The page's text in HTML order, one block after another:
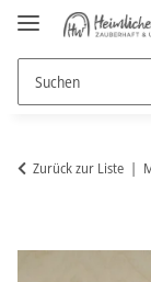
Zurück zur Liste